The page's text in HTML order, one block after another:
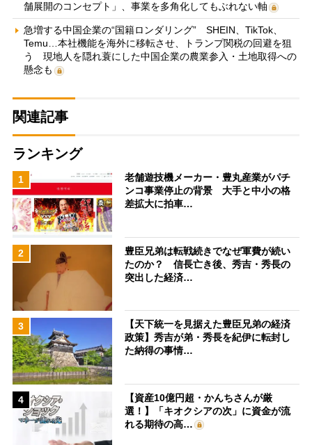
舗展開のコンセプト」、事業を多角化してもぶれない軸
急増する中国企業の“国籍ロンダリング” SHEIN、TikTok、
Temu…本社機能を海外に移転させ、トランプ関税の回避を狙
う 現地人を隠れ蓑にした中国企業の農業参入・土地取得への
懸念も
関連記事
ランキング
1
老舗遊技機メーカー・豊丸産業がパチ
ンコ事業停止の背景 大手と中小の格
差拡大に拍車…
2
豊臣兄弟は転戦続きでなぜ軍費が続い
たのか？ 信長亡き後、秀吉・秀長の
突出した経済…
3
【天下統一を見据えた豊臣兄弟の経済
政策】秀吉が弟・秀長を紀伊に転封し
た納得の事情…
4
【資産10億円超・かんちさんが厳
選！】「キオクシアの次」に資金が流
れる期待の高…